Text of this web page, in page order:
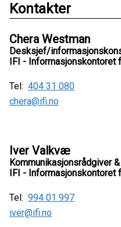
Kontakter
Chera Westman
Desksjef/
IFI -
Tel: 404 31 080
chera@ifi.no
Iver Valkvæ
Kommunikasjonsrådgiver
IFI -
Tel: 994 01 997
iver@ifi.no